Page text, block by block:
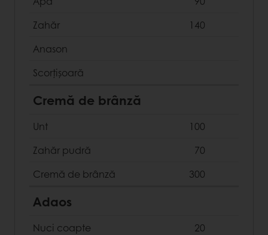
Zahăr
140
Anason
Scorțișoară
Cremă de brânză
Unt
100
Zahăr pudră
70
Cremă de brânză
300
Adaos
Nuci coapte 20